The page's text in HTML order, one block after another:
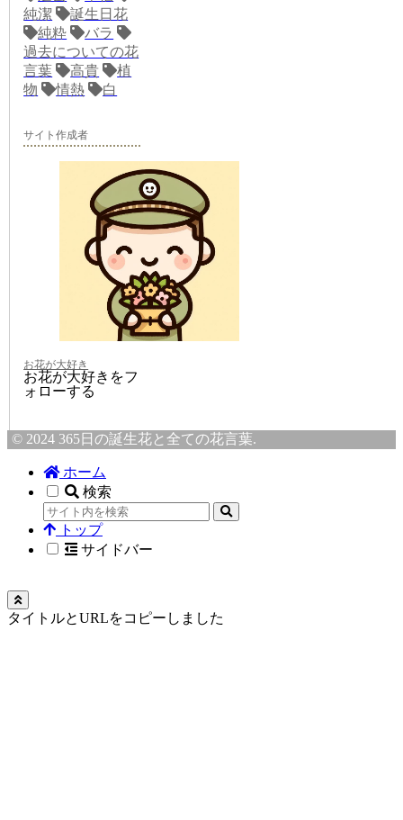
純潔
誕生日花
純粋
バラ
過去についての花
言葉
高貴
植
物
情熱 白
サイト作成者
お花が大好き
お花が大好きをフ
ォローする
© 2024 365日の誕生花と全ての花言葉.
ホーム
検索
トップ
サイドバー
タイトルとURLをコピーしました